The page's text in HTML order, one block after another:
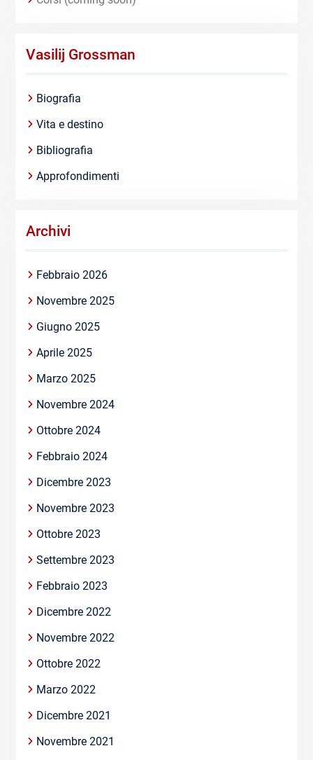
Vasilij Grossman
Biografia
Vita e destino
Bibliografia
Approfondimenti
Archivi
Febbraio 2026
Novembre 2025
Giugno 2025
Aprile 2025
Marzo 2025
Novembre 2024
Ottobre 2024
Febbraio 2024
Dicembre 2023
Novembre 2023
Ottobre 2023
Settembre 2023
Febbraio 2023
Dicembre 2022
Novembre 2022
Ottobre 2022
Marzo 2022
Dicembre 2021
Novembre 2021